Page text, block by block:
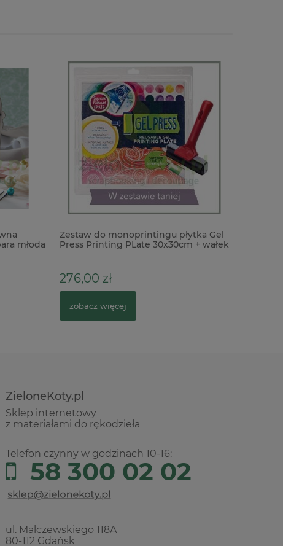
młoda
Zestaw do monoprintingu płytka Gel
Press Printing PLate 30x30cm + wałek
276,00 zł
zobacz więcej
ZieloneKoty.pl
Sklep internetowy
z materiałami do rękodzieła
Telefon czynny w godzinach 10-16:
58 300 02 02
ul. Malczewskiego 118A
80-112 Gdańsk